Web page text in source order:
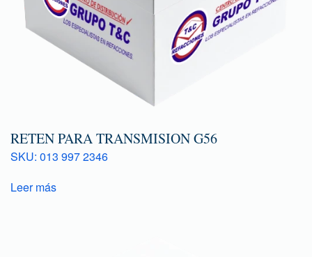
RETEN PARA TRANSMISION G56
SKU: 013 997 2346
Leer más